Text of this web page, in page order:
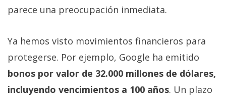
parece una preocupación inmediata.
Ya hemos visto movimientos financieros para
protegerse. Por ejemplo, Google ha emitido
bonos por valor de 32.000 millones de dólares,
incluyendo vencimientos a 100 años. Un plazo